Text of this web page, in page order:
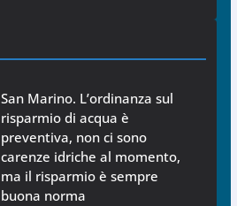
San Marino. L’ordinanza sul
risparmio di acqua è
preventiva, non ci sono
carenze idriche al momento,
ma il risparmio è sempre
buona norma